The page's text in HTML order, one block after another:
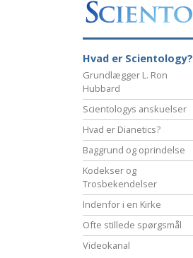
Hvad er Scientology?
Grundlægger L. Ron
Hubbard
Scientologys anskuelser
Hvad er Dianetics?
Baggrund og oprindelse
Kodekser og
Trosbekendelser
Indenfor i en Kirke
Ofte stillede spørgsmål
Videokanal